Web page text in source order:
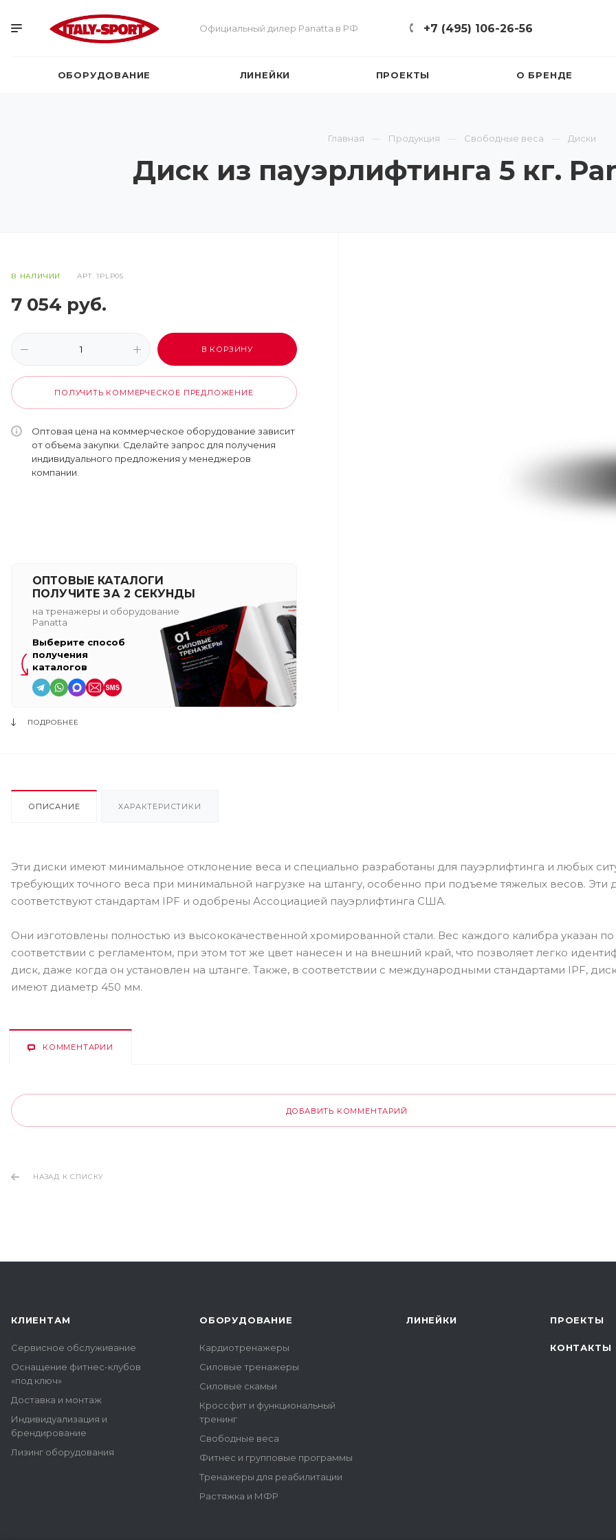
Официальный дилер Panatta в РФ +7 (495) 106-26-56
ОБОРУДОВАНИЕ ЛИНЕЙКИ ПРОЕКТЫ О БРЕНДЕ
Главная Продукция Свободные веса Диски
Диск из пауэрлифтинга 5 кг.
В НАЛИЧИИ АРТ.1PLP05
7 054 руб.
В КОРЗИНУ
ПОЛУЧИТЬ КОММЕРЧЕСКОЕ ПРЕДЛОЖЕНИЕ
Оптовая цена на коммерческое оборудование зависит
от объема закупки. Сделайте запрос для получения
индивидуального предложения у менеджеров
компании.
ОПТОВЫЕ КАТАЛОГИ
ПОЛУЧИТЕ ЗА 2 СЕКУНДЫ
на тренажеры и оборудование
Panatta
Выберите способ
получения
каталогов
ПОДРОБНЕЕ
ОПИСАНИЕ ХАРАКТЕРИСТИКИ
Эти диски имеют минимальное отклонение веса и специально разработаны для пауэрлифтинга и любых
требующих точного веса при минимальной нагрузке на штангу, особенно при подъеме тяжелых весов. Эти
соответствуют стандартам IPF и одобрены Ассоциацией пауэрлифтинга США.
Они изготовлены полностью из высококачественной хромированной стали. Вес каждого калибра указан
соответствии с регламентом, при этом тот же цвет нанесен и на внешний край, что позволяет легко
диск, даже когда он установлен на штанге. Также, в соответствии с международными стандартами IPF,
имеют диаметр 450 мм.
КОММЕНТАРИИ
ДОБАВИТЬ КОММЕНТАРИЙ
НАЗАД К СПИСКУ
КЛИЕНТАМ
Сервисное обслуживание
Оснащение фитнес-клубов
«под ключ»
Доставка и монтаж
Индивидуализация и
брендирование
Лизинг оборудования
ОБОРУДОВАНИЕ
Кардиотренажеры
Силовые тренажеры
Силовые скамьи
Кроссфит и функциональный
тренинг
Свободные веса
Фитнес и групповые программы
Тренажеры для реабилитации
Растяжка и МФР
ЛИНЕЙКИ ПРОЕКТЫ
КОНТАКТЫ